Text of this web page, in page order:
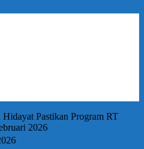
Pastikan Program RT
2026